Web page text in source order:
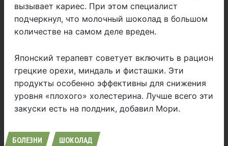
вызывает кариес. При этом специалист
подчеркнул, что молочный шоколад в большом
количестве на самом деле вреден.
Японский терапевт советует включить в рацион
грецкие орехи, миндаль и фисташки. Эти
продукты особенно эффективны для снижения
уровня «плохого» холестерина. Лучше всего эти
закуски есть на полдник, добавил Мори.
БОЛЕЗНИ ШОКОЛАД